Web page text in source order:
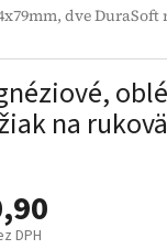
dve
na
DPH